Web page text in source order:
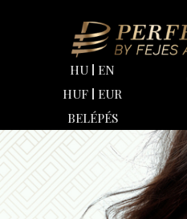
HU
EN
HUF
EUR
BELÉPÉS